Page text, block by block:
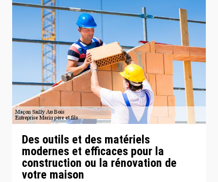
Des outils et des matériels
modernes et efficaces pour la
construction ou la rénovation de
votre maison